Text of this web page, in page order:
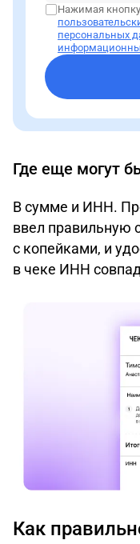
Нажимая
персональных
Где еще могут
В сумме и ИНН.
ввел правильную
с копейками, и
в чеке ИНН
Как